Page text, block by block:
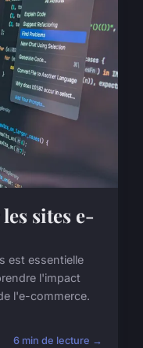
sites e-
est essentielle
l'impact
l'e-commerce.
6 min de lecture →